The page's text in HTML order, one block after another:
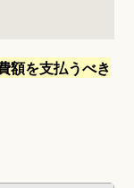
額を支払うべき